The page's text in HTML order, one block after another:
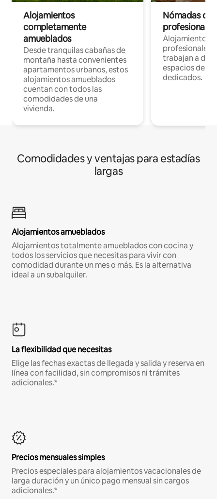
Alojamientos
completamente
amueblados
Desde tranquilas cabañas de
montaña hasta convenientes
apartamentos urbanos, estos
alojamientos amueblados
cuentan con todos las
comodidades de una
vivienda.
Nómadas
Alojamientos
profesionales
trabajan a
espacios de
dedicados.
Comodidades y ventajas para estadías
largas
Alojamientos amueblados
Alojamientos totalmente amueblados con cocina y
todos los servicios que necesitas para vivir con
comodidad durante un mes o más. Es la alternativa
ideal a un subalquiler.
La flexibilidad que necesitas
Elige las fechas exactas de llegada y salida y reserva en
línea con facilidad, sin compromisos ni trámites
adicionales.*
Precios mensuales simples
Precios especiales para alojamientos vacacionales de
larga duración y un único pago mensual sin cargos
adicionales.*